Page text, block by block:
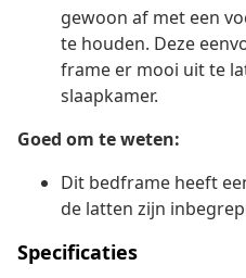
gewoon af met een
te houden. Deze
frame er mooi uit te
slaapkamer.
Goed om te weten:
Dit bedframe heeft
de latten zijn
Specificaties